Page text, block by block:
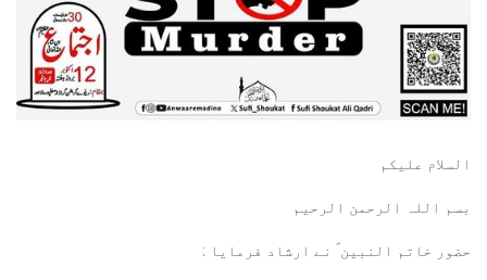
السلام عليكم
بسم اللہ الرحمن الرحيم
حضور خاتم النبین ؐ نے ارشاد فرمایا :